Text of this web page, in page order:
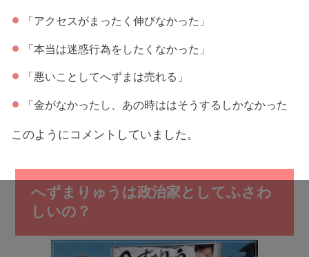
「アクセスがまったく伸びなかった」
「本当は迷惑行為をしたくなかった」
「悪いことしてへずまは売れる」
「金がなかったし、あの時ははそうするしかなかった
このようにコメントしていました。
へずまりゅうは政治家としてふさわ
しいの？